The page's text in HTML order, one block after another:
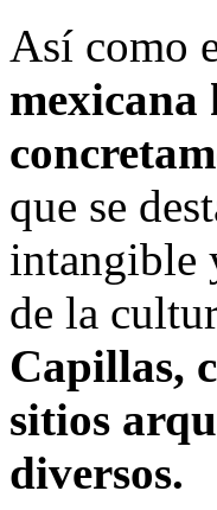
Así como
mexicana
que se
intangible
de la
Capillas,
sitios
diversos.